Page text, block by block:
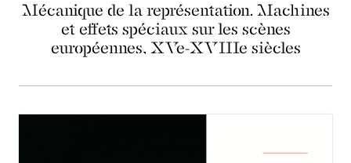
Mécanique de la représentation. Machines
et effets spéciaux sur les scènes
européennes, XVe-XVIIIe siècles